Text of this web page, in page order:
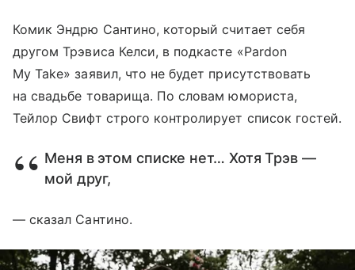
Комик Эндрю Сантино, который считает себя
другом Трэвиса Келси, в подкасте «Pardon
My Take» заявил, что не будет присутствовать
на свадьбе товарища. По словам юмориста,
Тейлор Свифт строго контролирует список гостей.
Меня в этом списке нет… Хотя Трэв —
мой друг,
— сказал Сантино.